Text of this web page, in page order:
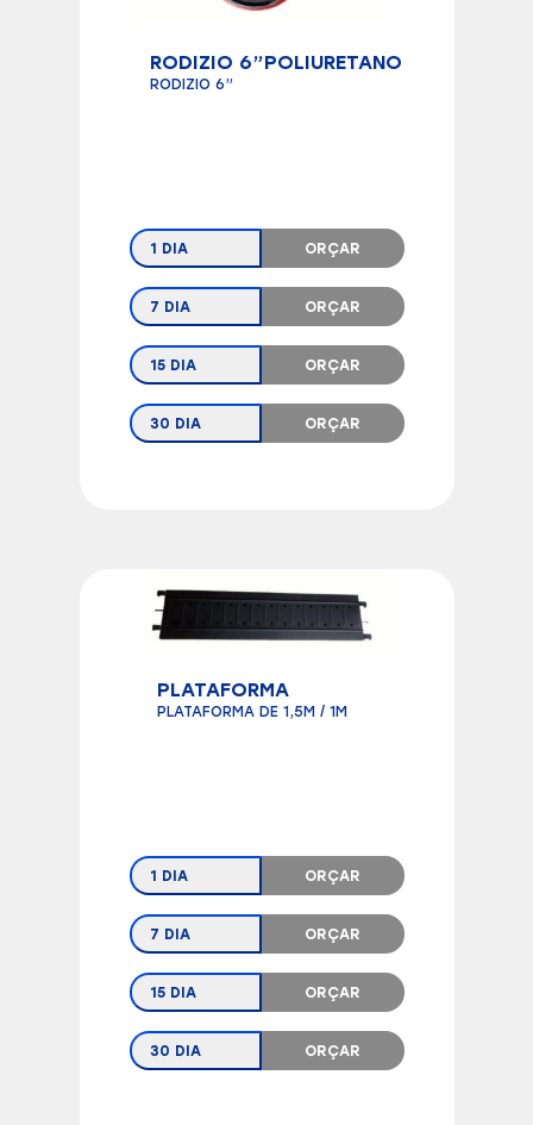
RODIZIO 6”POLIURETANO
RODIZIO 6”
1 DIA ORÇAR
7 DIA ORÇAR
15 DIA ORÇAR
30 DIA ORÇAR
PLATAFORMA
PLATAFORMA DE 1,5M / 1M
1 DIA ORÇAR
7 DIA ORÇAR
15 DIA ORÇAR
30 DIA ORÇAR